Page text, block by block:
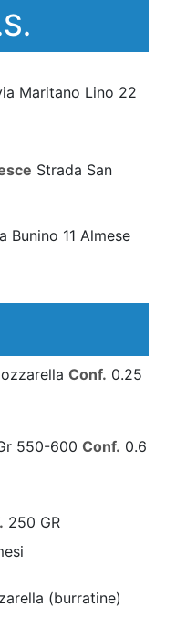
Maritano Lino 22
Strada San
Bunino 11 Almese
Conf. 0.25
550-600 Conf. 0.6
250 GR
(burratine)